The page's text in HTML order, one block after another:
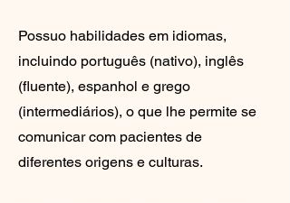
Possuo habilidades em idiomas,
incluindo português (nativo), inglês
(fluente), espanhol e grego
(intermediários), o que lhe permite se
comunicar com pacientes de
diferentes origens e culturas.